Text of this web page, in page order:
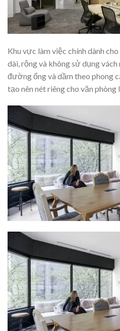
Khu vực làm việc chính dành
dài, rộng và không sử dụng
đường ống và dầm theo phong
tạo nên nét riêng cho văn phòng